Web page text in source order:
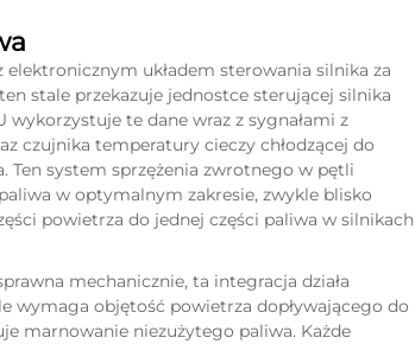
elektronicznym układem sterowania silnika za
stale przekazuje jednostce sterującej silnika
te dane wraz z sygnałami z
czujnika temperatury cieczy chłodzącej do
system sprzężenia zwrotnego w pętli
w optymalnym zakresie, zwykle blisko
powietrza do jednej części paliwa w silnikach
mechanicznie, ta integracja działa
wymaga objętość powietrza dopływającego do
marnowanie niezużytego paliwa. Każde